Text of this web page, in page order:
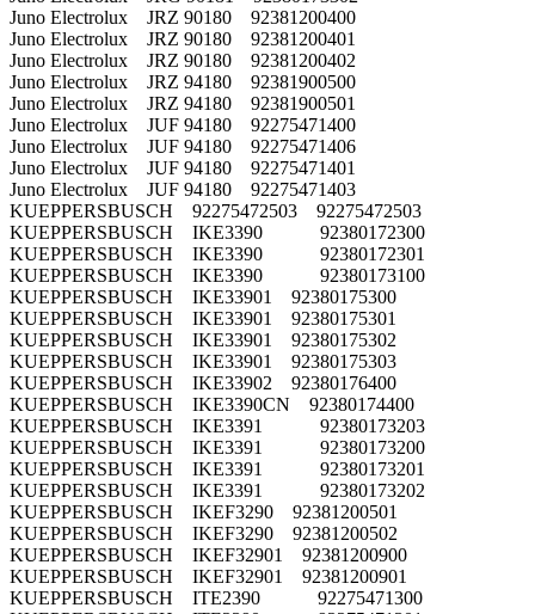
Juno Electrolux JRZ 90180 92381200400
Juno Electrolux JRZ 90180 92381200401
Juno Electrolux JRZ 90180 92381200402
Juno Electrolux JRZ 94180 92381900500
Juno Electrolux JRZ 94180 92381900501
Juno Electrolux JUF 94180 92275471400
Juno Electrolux JUF 94180 92275471406
Juno Electrolux JUF 94180 92275471401
Juno Electrolux JUF 94180 92275471403
KUEPPERSBUSCH 92275472503 92275472503
KUEPPERSBUSCH IKE3390 92380172300
KUEPPERSBUSCH IKE3390 92380172301
KUEPPERSBUSCH IKE3390 92380173100
KUEPPERSBUSCH IKE33901 92380175300
KUEPPERSBUSCH IKE33901 92380175301
KUEPPERSBUSCH IKE33901 92380175302
KUEPPERSBUSCH IKE33901 92380175303
KUEPPERSBUSCH IKE33902 92380176400
KUEPPERSBUSCH IKE3390CN 92380174400
KUEPPERSBUSCH IKE3391 92380173203
KUEPPERSBUSCH IKE3391 92380173200
KUEPPERSBUSCH IKE3391 92380173201
KUEPPERSBUSCH IKE3391 92380173202
KUEPPERSBUSCH IKEF3290 92381200501
KUEPPERSBUSCH IKEF3290 92381200502
KUEPPERSBUSCH IKEF32901 92381200900
KUEPPERSBUSCH IKEF32901 92381200901
KUEPPERSBUSCH ITE2390 92275471300